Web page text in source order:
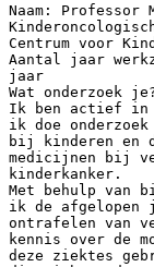
Naam: Professor
Centrum voor
Aantal jaar
jaar
Wat onderzoek
Ik ben actief in
ik doe
bij kinderen en
medicijnen bij
kinderkanker.
Met behulp van
ik de afgelopen
ontrafelen van
kennis over de
deze ziektes